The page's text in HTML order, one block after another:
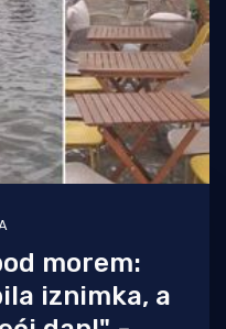
morem:
iznimka, a